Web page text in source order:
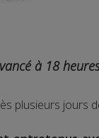
à 18
plusieurs jours